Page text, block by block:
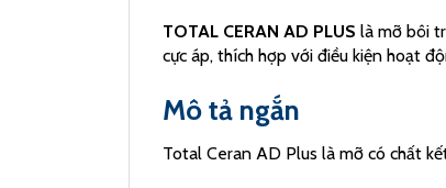
TOTAL CERAN AD PLUS là mỡ bôi
cực áp, thích hợp với điều kiện hoạt
Mô tả ngắn
Total Ceran AD Plus là mỡ có chất